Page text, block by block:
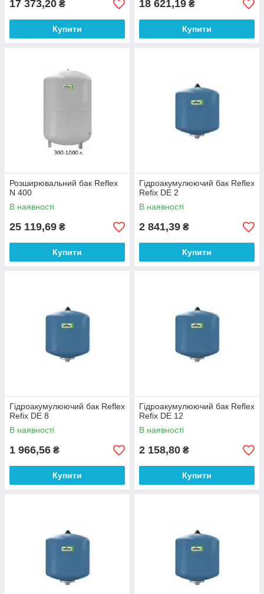
17 373,20 ₴
Купити
18 621,19 ₴
Купити
Розширювальний бак Reflex
N 400
В наявності
25 119,69 ₴
Купити
Гідроакумулюючий бак Reflex
Refix DE 2
В наявності
2 841,39 ₴
Купити
Гідроакумулюючий бак Reflex
Refix DE 8
В наявності
1 966,56 ₴
Купити
Гідроакумулюючий бак Reflex
Refix DE 12
В наявності
2 158,80 ₴
Купити